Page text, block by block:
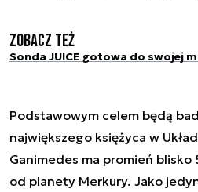
Zobacz też
Sonda JUICE gotowa do swojej
Podstawowym celem będą
największego księżyca w
Ganimedes ma promień
od planety Merkury. Jako